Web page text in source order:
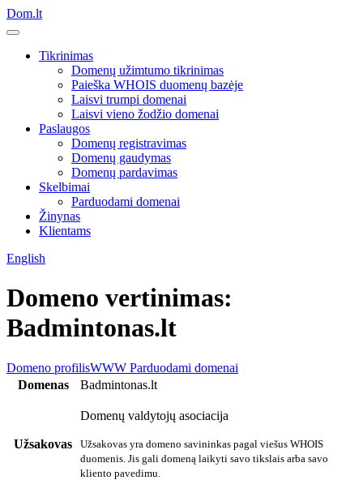
Dom.lt
Tikrinimas
Domenų užimtumo tikrinimas
Paieška WHOIS duomenų bazėje
Laisvi trumpi domenai
Laisvi vieno žodžio domenai
Paslaugos
Domenų registravimas
Domenų gaudymas
Domenų pardavimas
Skelbimai
Parduodami domenai
Žinynas
Klientams
English
Domeno vertinimas:
Badmintonas.lt
Domeno profilisWWW Parduodami domenai
Domenas
Badmintonas.lt
Užsakovas
Domenų valdytojų asociacija
Užsakovas yra domeno savininkas pagal viešus WHOIS
duomenis. Jis gali domeną laikyti savo tikslais arba savo
kliento pavedimu.